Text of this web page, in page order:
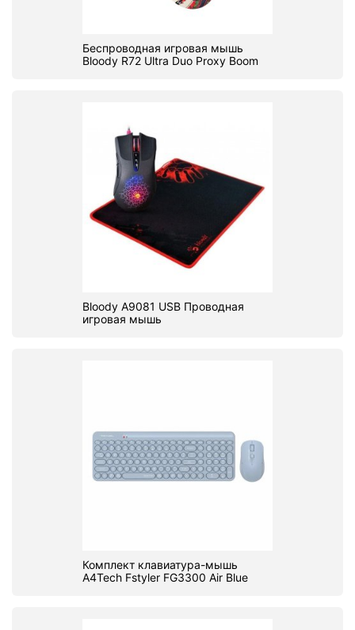
Беспроводная игровая мышь
Bloody R72 Ultra Duo Proxy Boom
Bloody A9081 USB Проводная
игровая мышь
Комплект клавиатура-мышь
A4Tech Fstyler FG3300 Air Blue